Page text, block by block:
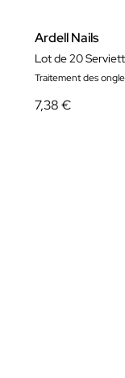
Ardell Nails
Lot de 20
Traitement des
7,38 €